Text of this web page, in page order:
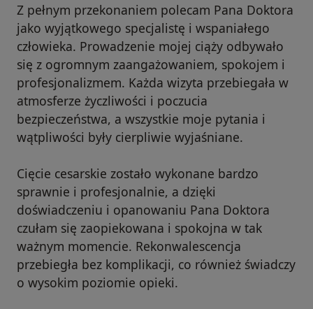
Z pełnym przekonaniem polecam Pana Doktora
jako wyjątkowego specjalistę i wspaniałego
człowieka. Prowadzenie mojej ciąży odbywało
się z ogromnym zaangażowaniem, spokojem i
profesjonalizmem. Każda wizyta przebiegała w
atmosferze życzliwości i poczucia
bezpieczeństwa, a wszystkie moje pytania i
wątpliwości były cierpliwie wyjaśniane.
Cięcie cesarskie zostało wykonane bardzo
sprawnie i profesjonalnie, a dzięki
doświadczeniu i opanowaniu Pana Doktora
czułam się zaopiekowana i spokojna w tak
ważnym momencie. Rekonwalescencja
przebiegła bez komplikacji, co również świadczy
o wysokim poziomie opieki.